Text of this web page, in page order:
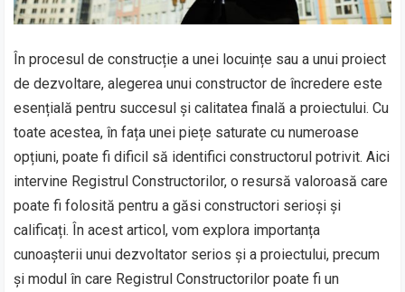
În procesul de construcție a unei locuințe sau a unui proiect
de dezvoltare, alegerea unui constructor de încredere este
esențială pentru succesul și calitatea finală a proiectului. Cu
toate acestea, în fața unei piețe saturate cu numeroase
opțiuni, poate fi dificil să identifici constructorul potrivit. Aici
intervine Registrul Constructorilor, o resursă valoroasă care
poate fi folosită pentru a găsi constructori serioși și
calificați. În acest articol, vom explora importanța
cunoașterii unui dezvoltator serios și a proiectului, precum
și modul în care Registrul Constructorilor poate fi un